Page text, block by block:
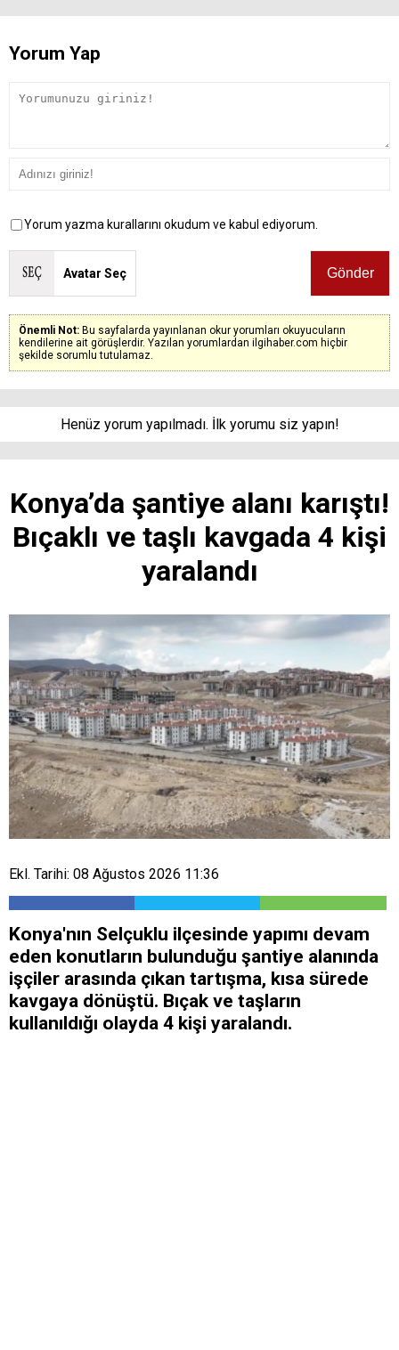
Yorum Yap
Yorum yazma kurallarını okudum ve kabul ediyorum.
Avatar Seç
Önemli Not: Bu sayfalarda yayınlanan okur yorumları okuyucuların
kendilerine ait görüşlerdir. Yazılan yorumlardan ilgihaber.com hiçbir
şekilde sorumlu tutulamaz.
Henüz yorum yapılmadı. İlk yorumu siz yapın!
Konya’da şantiye alanı karıştı!
Bıçaklı ve taşlı kavgada 4 kişi
yaralandı
Ekl. Tarihi: 08 Ağustos 2026 11:36
Konya'nın Selçuklu ilçesinde yapımı devam
eden konutların bulunduğu şantiye alanında
işçiler arasında çıkan tartışma, kısa sürede
kavgaya dönüştü. Bıçak ve taşların
kullanıldığı olayda 4 kişi yaralandı.